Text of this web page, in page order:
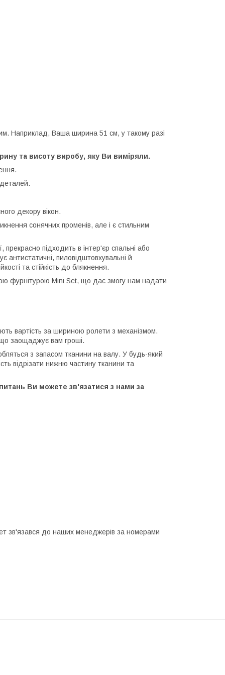
Наприклад, Ваша ширина 51 см, у такому разі
та висоту виробу, яку Ви виміряли.
декору вікон.
сонячних променів, але і є стильним
підходить в інтер'єр спальні або
антистатичні, пиловідштовхувальні й
та стійкість до блякнення.
фурнітурою Mini Set, що дає змогу нам надати
вартість за шириною ролети з механізмом.
заощаджує вам гроші.
з запасом тканини на валу. У будь-який
відрізати нижню частину тканини та
Ви можете зв'язатися з нами за
зв'язався до наших менеджерів за номерами